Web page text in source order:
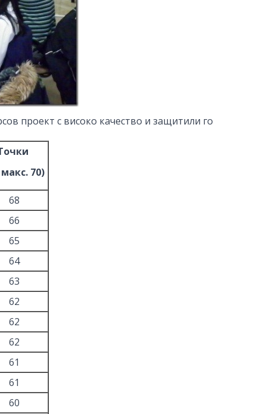
проект с високо качество и защитили го
70)
68
66
65
64
63
62
62
62
61
61
60